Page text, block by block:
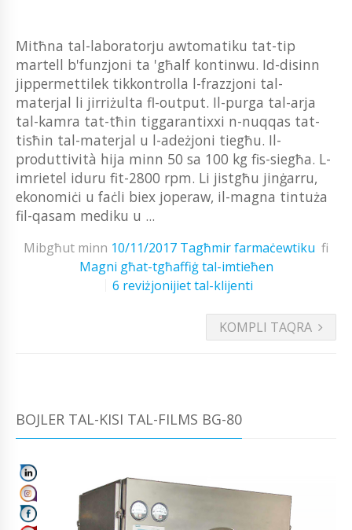
Mitħna tal-laboratorju awtomatiku tat-tip
martell b'funzjoni ta 'għalf kontinwu. Id-disinn
jippermettilek tikkontrolla l-frazzjoni tal-
materjal li jirriżulta fl-output. Il-purga tal-arja
tal-kamra tat-tħin tiggarantixxi n-nuqqas tat-
tisħin tal-materjal u l-adeżjoni tiegħu. Il-
produttività hija minn 50 sa 100 kg fis-siegħa. L-
imrietel iduru fit-2800 rpm. Li jistgħu jinġarru,
ekonomiċi u faċli biex joperaw, il-magna tintuża
fil-qasam mediku u ...
Mibgħut minn 10/11/2017 Tagħmir farmaċewtiku fi
Magni għat-tgħaffiġ tal-imtieħen
6 reviżjonijiet tal-klijenti
KOMPLI TAQRA
BOJLER TAL-KISI TAL-FILMS BG-80